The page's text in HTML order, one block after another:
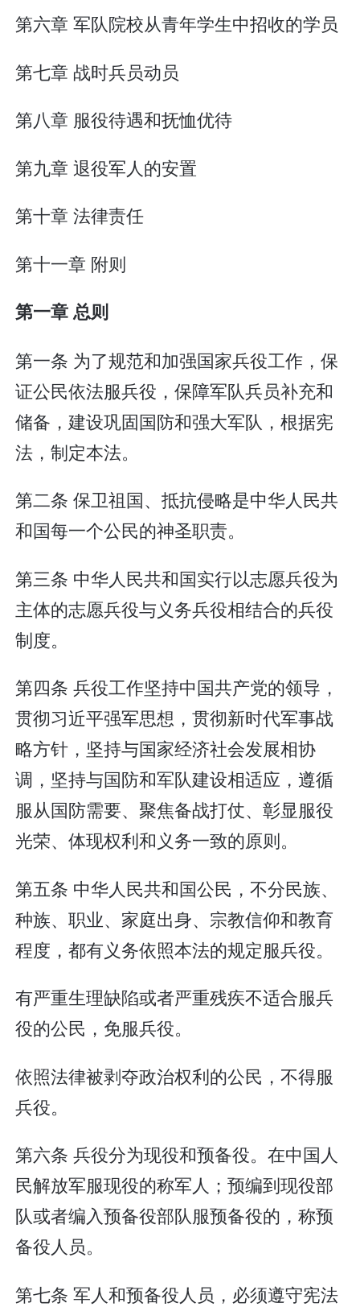
第六章 军队院校从青年学生中招收的学员
第七章 战时兵员动员
第八章 服役待遇和抚恤优待
第九章 退役军人的安置
第十章 法律责任
第十一章 附则
第一章 总则
第一条 为了规范和加强国家兵役工作，保
证公民依法服兵役，保障军队兵员补充和
储备，建设巩固国防和强大军队，根据宪
法，制定本法。
第二条 保卫祖国、抵抗侵略是中华人民共
和国每一个公民的神圣职责。
第三条 中华人民共和国实行以志愿兵役为
主体的志愿兵役与义务兵役相结合的兵役
制度。
第四条 兵役工作坚持中国共产党的领导，
贯彻习近平强军思想，贯彻新时代军事战
略方针，坚持与国家经济社会发展相协
调，坚持与国防和军队建设相适应，遵循
服从国防需要、聚焦备战打仗、彰显服役
光荣、体现权利和义务一致的原则。
第五条 中华人民共和国公民，不分民族、
种族、职业、家庭出身、宗教信仰和教育
程度，都有义务依照本法的规定服兵役。
有严重生理缺陷或者严重残疾不适合服兵
役的公民，免服兵役。
依照法律被剥夺政治权利的公民，不得服
兵役。
第六条 兵役分为现役和预备役。在中国人
民解放军服现役的称军人；预编到现役部
队或者编入预备役部队服预备役的，称预
备役人员。
第七条 军人和预备役人员，必须遵守宪法